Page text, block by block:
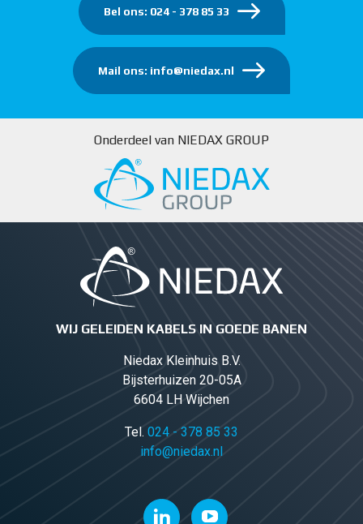
Bel ons: 024 - 378 85 33
Mail ons: info@niedax.nl
Onderdeel van NIEDAX GROUP
WIJ GELEIDEN KABELS IN GOEDE BANEN
Niedax Kleinhuis B.V.
Bijsterhuizen 20-05A
6604 LH Wijchen
Tel. 024 - 378 85 33
info@niedax.nl